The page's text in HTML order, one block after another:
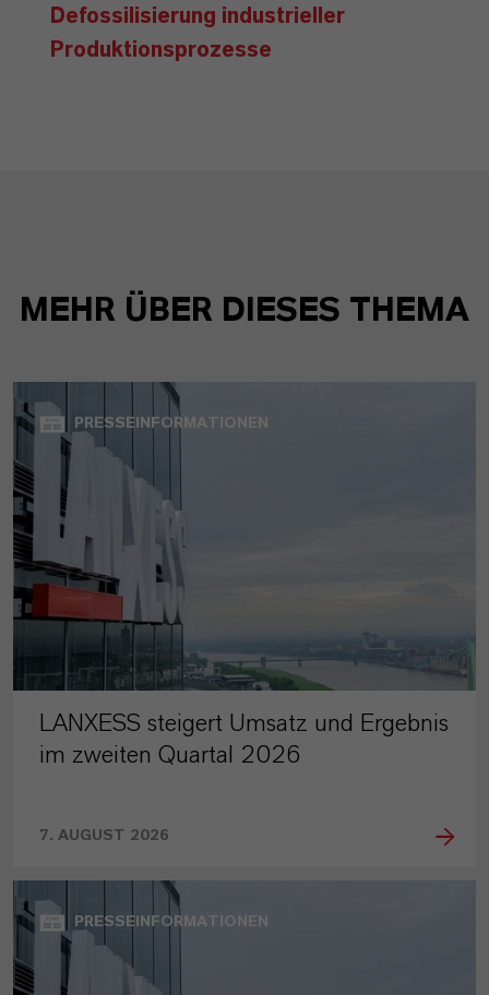
Defossilisierung industrieller
Produktionsprozesse
MEHR ÜBER DIESES THEMA
PRESSEINFORMATIONEN
LANXESS steigert Umsatz und Ergebnis
im zweiten Quartal 2026
7. AUGUST 2026
PRESSEINFORMATIONEN